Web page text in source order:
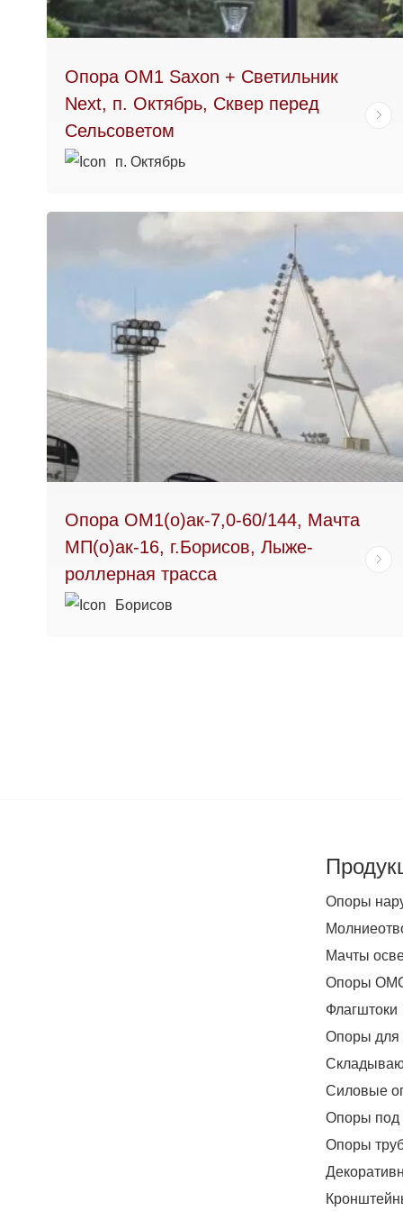
Опора ОМ1 Saxon + Светильник
Next, п. Октябрь, Сквер перед
Сельсоветом
п. Октябрь
Опора ОМ1(о)ак-7,0-60/144, Мачта
МП(о)ак-16, г.Борисов, Лыже-
роллерная трасса
Борисов
Опоры
Мачты
Опоры
Флагштоки
Опоры для
Силовые
Опоры под
Опоры